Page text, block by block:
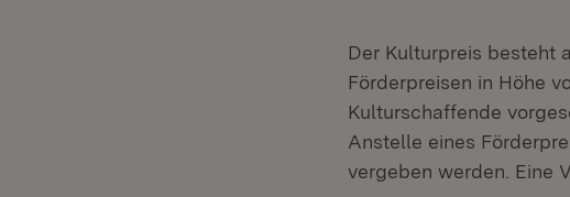
Der Kulturpreis besteht
Förderpreisen in Höhe
Kulturschaffende
Anstelle eines
vergeben werden. Eine